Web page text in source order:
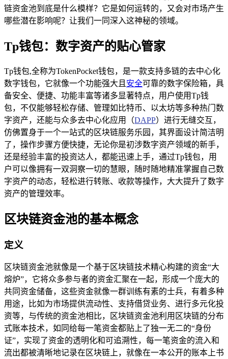
链资金池到底是什么模样？它是如何运转的，又会对市场产生
哪些潜在影响呢？让我们一同深入这神秘的领域。
Tp钱包：数字资产的贴心管家
Tp钱包,全称为TokenPocket钱包，是一款支持多链的去中心化
数字钱包，它就像一个功能强大且 安全可靠的数字保险箱，具
备安全、便捷、功能丰富等诸多显著特点，用户使用Tp钱
包，不仅能够轻松存储、管理如比特币、以太坊等多种热门数
字资产，还能与众多去中心化应用（DAPP）进行无缝交互，
仿佛置身于一个一站式的区块链服务乐园，其界面设计简洁明
了，操作步骤方便快捷，无论你是初涉数字资产领域的新手，
还是经验丰富的投资达人，都能迅速上手，通过Tp钱包，用
户可以像拥有一双洞察一切的慧眼，随时随地精准掌握自己数
字资产的动态，轻松进行转账、收款等操作，大大提升了数字
资产的管理效率。
区块链资金池的基本概念
定义
区块链资金池就像是一个基于区块链技术精心构建的资金“大
熔炉”，它将众多参与者的资金汇聚在一起，形成一个庞大的
共同资金储备，这些资金就像一群训练有素的士兵，有着多种
用途，比如为市场提供流动性、支持借贷业务、进行多元化投
资等，与传统的资金池相比，区块链资金池利用区块链的分布
式账本技术，如同给每一笔资金都贴上了独一无二的“身份
证”，实现了资金的透明化和可追溯性，每一笔资金的流入和
流出都被清晰地记录在区块链上，就像在一本公开的账本上书